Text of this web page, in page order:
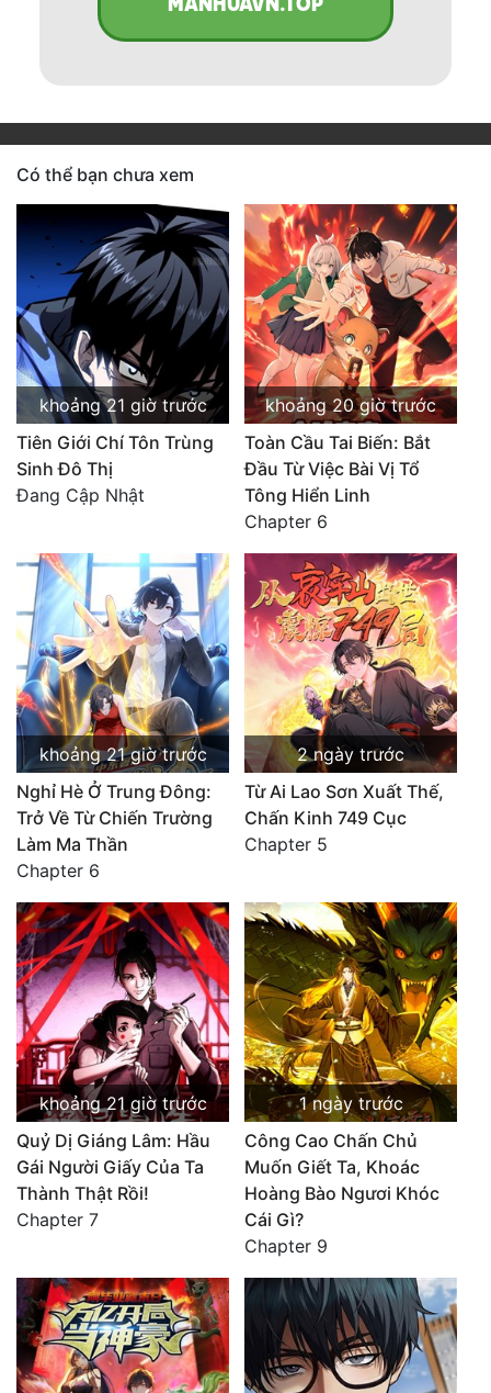
Có thể bạn chưa xem
khoảng 21 giờ trước
Tiên Giới Chí Tôn Trùng
Sinh Đô Thị
Đang Cập Nhật
khoảng 20 giờ trước
Toàn Cầu Tai Biến: Bắt
Đầu Từ Việc Bài Vị Tổ
Tông Hiển Linh
Chapter 6
khoảng 21 giờ trước
Nghỉ Hè Ở Trung Đông:
Trở Về Từ Chiến Trường
Làm Ma Thần
Chapter 6
2 ngày trước
Từ Ai Lao Sơn Xuất Thế,
Chấn Kinh 749 Cục
Chapter 5
khoảng 21 giờ trước
Quỷ Dị Giáng Lâm: Hầu
Gái Người Giấy Của Ta
Thành Thật Rồi!
Chapter 7
1 ngày trước
Công Cao Chấn Chủ
Muốn Giết Ta, Khoác
Hoàng Bào Ngươi Khóc
Cái Gì?
Chapter 9